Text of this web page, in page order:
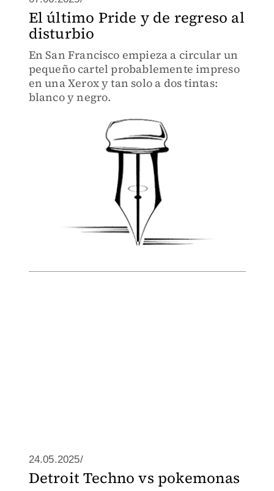
El último Pride y de regreso al
disturbio
En San Francisco empieza a circular un
pequeño cartel probablemente impreso
en una Xerox y tan solo a dos tintas:
blanco y negro.
24.05.2025/
Detroit Techno vs pokemonas